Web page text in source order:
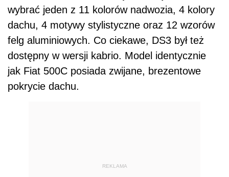
wybrać jeden z 11 kolorów nadwozia, 4 kolory
dachu, 4 motywy stylistyczne oraz 12 wzorów
felg aluminiowych. Co ciekawe, DS3 był też
dostępny w wersji kabrio. Model identycznie
jak Fiat 500C posiada zwijane, brezentowe
pokrycie dachu.
REKLAMA